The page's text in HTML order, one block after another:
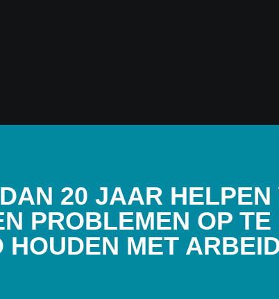
20 JAAR
PROBLEMEN OP
HOUDEN MET